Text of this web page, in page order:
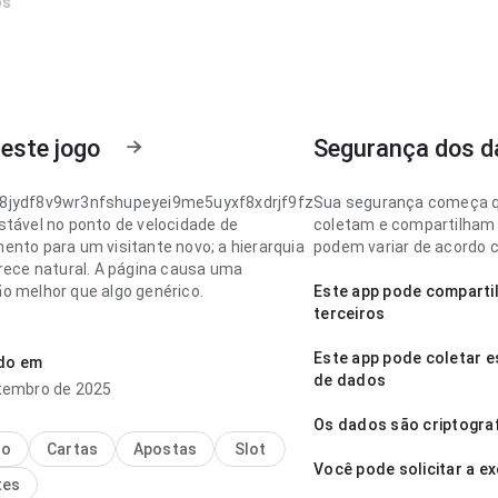
jogo
no ponto de velocidade de
para um visitante novo; a hierarquia
natural. A página causa uma
melhor que algo genérico.
no ponto de velocidade de
ao voltar para a página depois; a
em
de 2025
Cartas Apostas
Slot
Segurança dos
Sua segurança começa
coletam e compartilham
podem variar de acordo
Este app pode
terceiros
Este app pode coletar
de dados
Os dados são
Você pode solicitar a